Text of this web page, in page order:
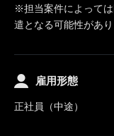
※担当案件によって
遣となる可能性があ
雇用形態
正社員（中途）